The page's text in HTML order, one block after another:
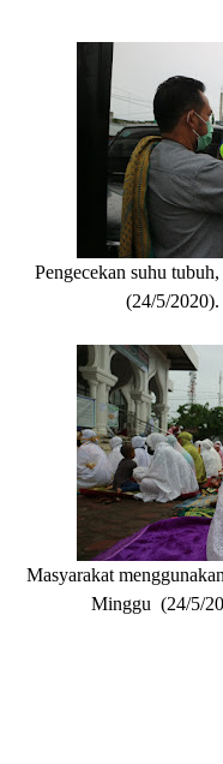
Pengecekan suhu
(24/5/
Masyarakat
Minggu (24/5/